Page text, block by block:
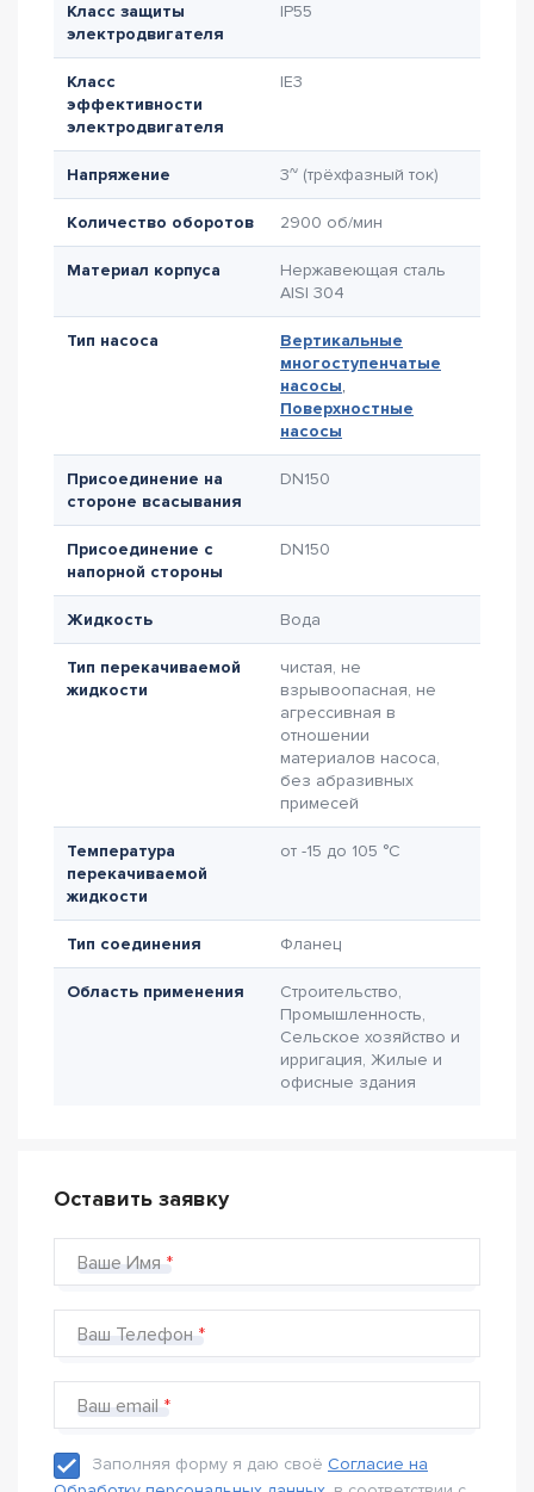
Класс защиты
электродвигателя
IP55
Класс
эффективности
электродвигателя
IE3
Напряжение 3~ (трёхфазный ток)
Количество оборотов 2900 об/мин
Материал корпуса
Нержавеющая сталь
AISI 304
Тип насоса
Вертикальные
многоступенчатые
насосы,
Поверхностные
насосы
Присоединение на
стороне всасывания
DN150
Присоединение с
напорной стороны
DN150
Жидкость Вода
Тип перекачиваемой
жидкости
чистая, не
взрывоопасная, не
агрессивная в
отношении
материалов насоса,
без абразивных
примесей
Температура
перекачиваемой
жидкости
от -15 до 105 °C
Тип соединения Фланец
Область применения
Строительство,
Промышленность,
Сельское хозяйство и
ирригация, Жилые и
офисные здания
Оставить заявку
Ваше Имя
Ваш Телефон
Ваш email
Заполняя форму я даю своё Согласие на